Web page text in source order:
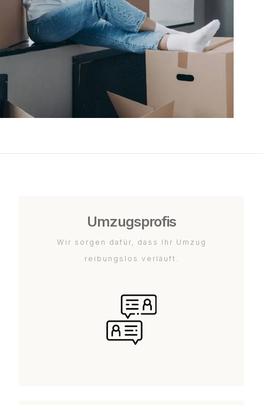
Umzugsprofis
Wir sorgen dafür, dass Ihr Umzug
reibungslos verläuft.